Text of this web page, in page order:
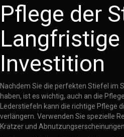
Pflege der
Langfristige
Investition
Nachdem Sie die perfekten Stiefel im
haben, ist es wichtig, auch an die
Lederstiefeln kann die richtige Pflege
verlängern. Verwenden Sie spezielle
Kratzer und